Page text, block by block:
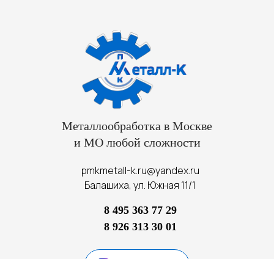
Металлообработка в Москве
и МО любой сложности
pmkmetall-k.ru@yandex.ru
Балашиха, ул. Южная 11/1
8 495 363 77 29
8 926 313 30 01